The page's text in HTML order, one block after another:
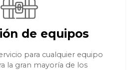
de equipos
para cualquier equipo
la gran mayoría de los